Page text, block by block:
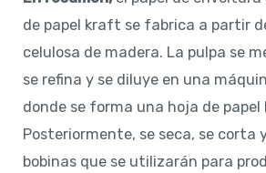
de papel kraft se fabrica a partir
celulosa de madera. La pulpa se
se refina y se diluye en una
donde se forma una hoja de papel
Posteriormente, se seca, se corta
bobinas que se utilizarán para